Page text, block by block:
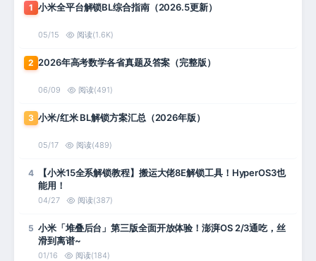
1 小米全平台解锁BL综合指南（2026.5更新）
05/15 阅读(1.6K)
2 2026年高考数学各省真题及答案（完整版）
06/09 阅读(491)
3 小米/红米 BL解锁方案汇总（2026年版）
05/17 阅读(489)
4
【小米15全系解锁教程】搬运大佬8E解锁工具！HyperOS3也
能用！
04/27 阅读(387)
5 小米「堆叠后台」第三版全面开放体验！澎湃OS 2/3通吃，丝
滑到离谱~
01/16 阅读(184)